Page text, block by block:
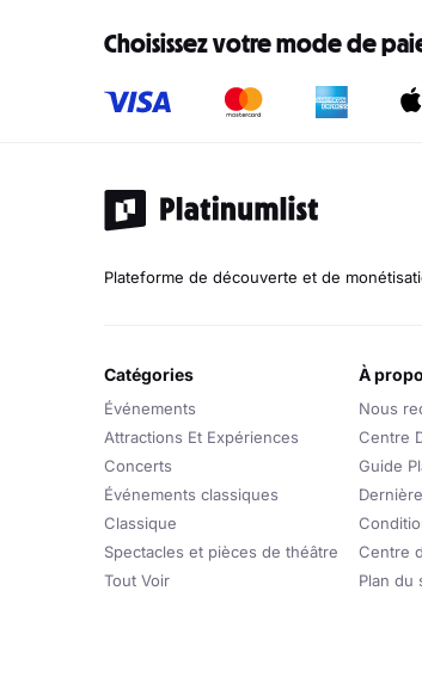
Choisissez votre mode de
Plateforme de découverte et de
catégories
Événements
Attractions Et Expériences
Concerts
Événements classiques
Classique
Spectacles et pièces de théâtre
Tout Voir
à
Nous
Centre
Guide
Centre
Plan du